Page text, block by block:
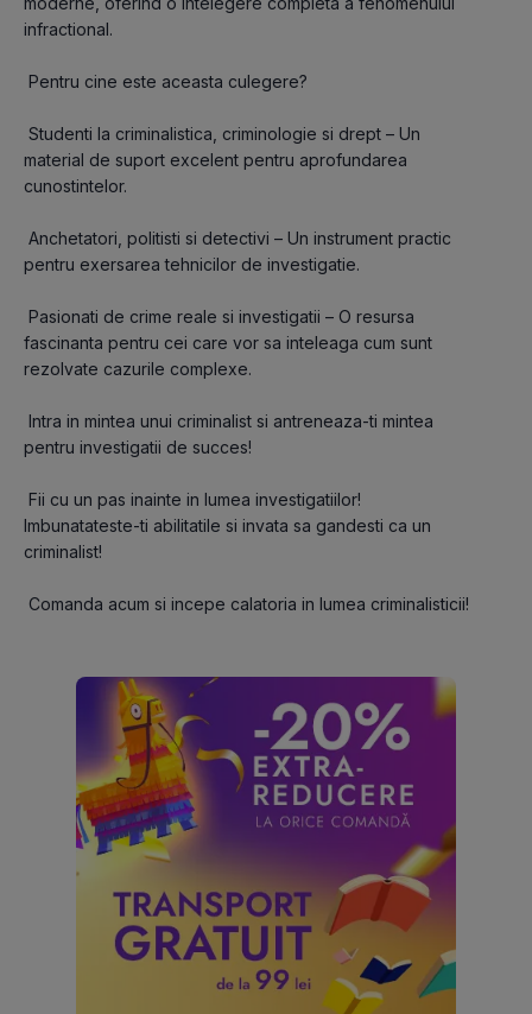
infractional.
Pentru cine este aceasta culegere?
Studenti la criminalistica, criminologie si drept – Un
material de suport excelent pentru aprofundarea
cunostintelor.
Anchetatori, politisti si detectivi – Un instrument practic
pentru exersarea tehnicilor de investigatie.
Pasionati de crime reale si investigatii – O resursa
fascinanta pentru cei care vor sa inteleaga cum sunt
rezolvate cazurile complexe.
Intra in mintea unui criminalist si antreneaza-ti mintea
pentru investigatii de succes!
Fii cu un pas inainte in lumea investigatiilor!
Imbunatateste-ti abilitatile si invata sa gandesti ca un
criminalist!
Comanda acum si incepe calatoria in lumea criminalisticii!